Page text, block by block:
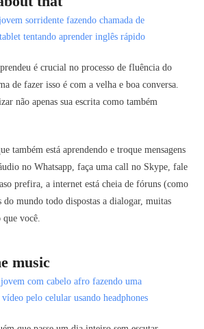
é crucial no processo de fluência do
de fazer isso é com a velha e boa conversa.
não apenas sua escrita como também
também está aprendendo e troque mensagens
no Whatsapp, faça uma call no Skype, fale
prefira, a internet está cheia de fóruns (como
do mundo todo dispostas a dialogar, muitas
você.
music